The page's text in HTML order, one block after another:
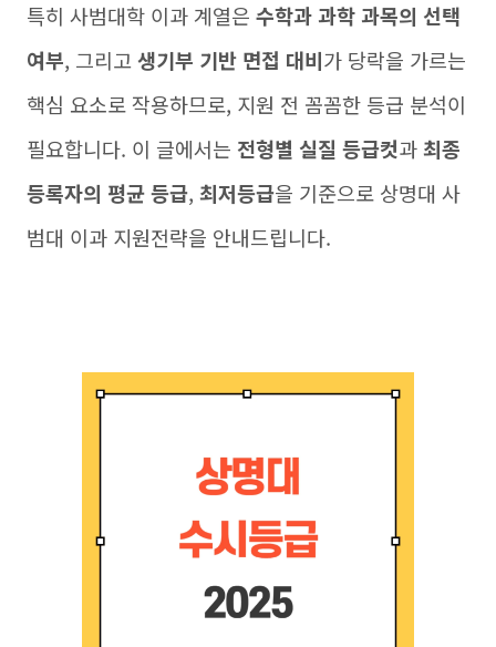
특히 사범대학 이과 계열은 수학과 과학 과목의 선택
여부, 그리고생기부 기반 면접 대비가 당락을 가르는
핵심 요소로 작용하므로, 지원 전 꼼꼼한 등급 분석이
필요합니다. 이 글에서는 전형별 실질 등급컷과최종
등록자의 평균 등급, 최저등급을 기준으로 상명대 사
범대 이과 지원전략을 안내드립니다.